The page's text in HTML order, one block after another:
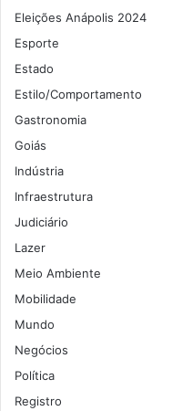
Eleições Anápolis 2024
Esporte
Estado
Estilo/Comportamento
Gastronomia
Goiás
Indústria
Infraestrutura
Judiciário
Lazer
Meio Ambiente
Mobilidade
Mundo
Negócios
Política
Registro